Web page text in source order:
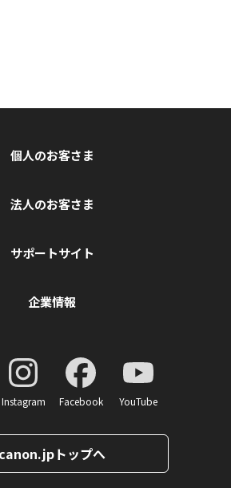
個人のお客さま
法人のお客さま
サポートサイト
企業情報
Instagram Facebook YouTube
canon.jpトップへ